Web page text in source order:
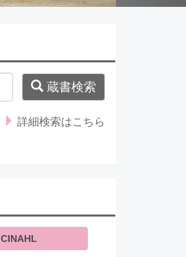
蔵書検索
詳細検索はこちら
CINAHL